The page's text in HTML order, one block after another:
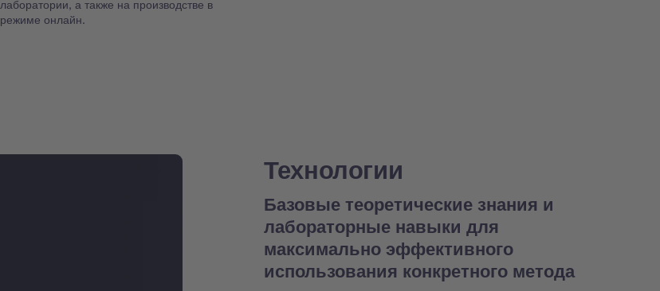
лаборатории, а также на производстве в
режиме онлайн.
Технологии
Базовые теоретические знания и
лабораторные навыки для
максимально эффективного
использования конкретного метода